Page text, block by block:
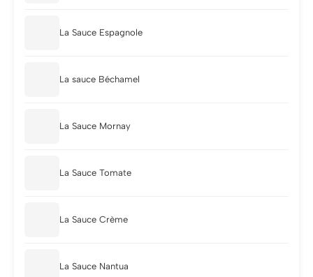
La Sauce Espagnole
La sauce Béchamel
La Sauce Mornay
La Sauce Tomate
La Sauce Crème
La Sauce Nantua